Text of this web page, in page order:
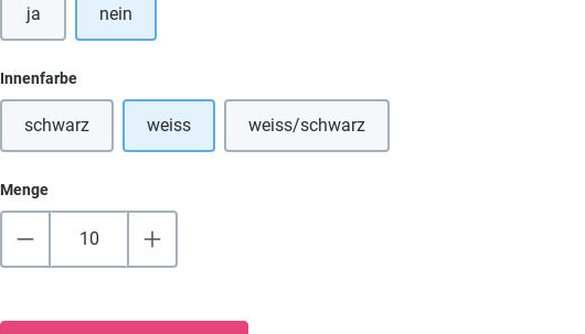
ja nein
Innenfarbeauswählen
schwarz(Diese Option ist zurzeit nicht verfügbar.)
weiss weiss/schwarz(Diese Option ist zurzeit nicht verfügbar.)
Menge